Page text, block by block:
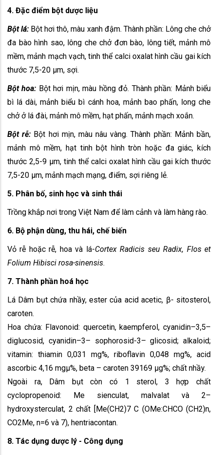
4. Đặc điểm bột dược liệu
Bột lá: Bột hơi thô, màu xanh đậm. Thành phần: Lông che chở
đa bào hình sao, lông che chở đơn bào, lông tiết, mảnh mô
mềm, mảnh mạch vạch, tinh thể calci oxalat hình cầu gai kích
thước 7,5-20 µm, sợi.
Bột hoa: Bột hơi mịn, màu hồng đỏ. Thành phần: Mảnh biểu
bì lá dài, mảnh biểu bì cánh hoa, mảnh bao phấn, long che
chở ở lá đài, mảnh mô mềm, hạt phấn, mảnh mạch xoắn.
Bột rễ: Bột hơi mịn, màu nâu vàng. Thành phần: Mảnh bần,
mảnh mô mềm, hạt tinh bột hình tròn hoặc đa giác, kích
thước 2,5-9 µm, tinh thể calci oxalat hình cầu gai kích thước
7,5-20 µm, mảnh mạch mạng, điểm, sợi riêng lẻ.
5. Phân bố, sinh học và sinh thái
Trồng khắp nơi trong Việt Nam để làm cảnh và làm hàng rào.
6. Bộ phận dùng, thu hái, chế biến
Vỏ rễ hoặc rễ, hoa và lá-Cortex Radicis seu Radix, Flos et
Folium Hibisci rosa-sinensis.
7. Thành phần hoá học
Lá Dâm bụt chứa nhầy, ester của acid acetic, β- sitosterol,
caroten.
Hoa chứa: Flavonoid: quercetin, kaempferol, cyanidin–3,5–
diglucosid, cyanidin–3– sophorosid-3– glicosid; alkaloid;
vitamin: thiamin 0,031 mg%, riboflavin 0,048 mg%, acid
ascorbic 4,16 mgµ%, beta – caroten 39169 µg%; chất nhầy.
Ngoài ra, Dâm bụt còn có 1 sterol, 3 hợp chất
cyclopropenoid: Me sienculat, malvalat và 2–
hydroxysterculat, 2 chất [Me(CH2)7 C (OMe:CHCO (CH2)n,
CO2Me, n=6 và 7), hentriacontan.
8. Tác dụng dược lý - Công dụng